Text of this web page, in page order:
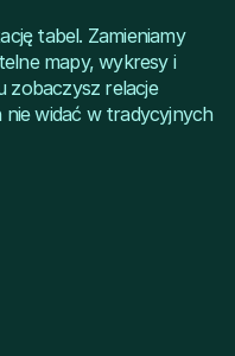
tabel. Zamieniamy
mapy, wykresy i
zobaczysz relacje
nie widać w tradycyjnych